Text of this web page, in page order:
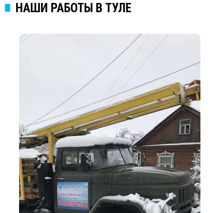
НАШИ РАБОТЫ В ТУЛЕ